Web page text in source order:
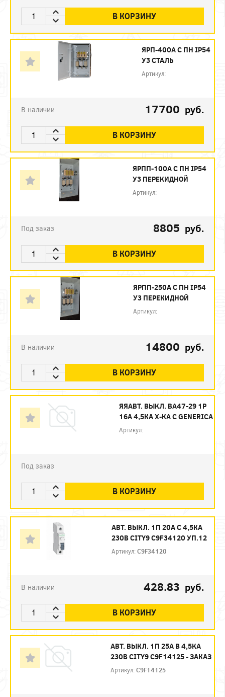
В КОРЗИНУ
ЯРП-400А С ПН IP54
У3 СТАЛЬ
Артикул:
В наличии 17700 руб.
В КОРЗИНУ
ЯРПП-100А С ПН IP54
У3 ПЕРЕКИДНОЙ
Артикул:
Под заказ 8805 руб.
В КОРЗИНУ
ЯРПП-250А С ПН IP54
У3 ПЕРЕКИДНОЙ
Артикул:
В наличии 14800 руб.
В КОРЗИНУ
ЯЯАВТ. ВЫКЛ. ВА47-29 1Р
16А 4,5КА Х-КА С GENERICA
Артикул:
Под заказ
В КОРЗИНУ
АВТ. ВЫКЛ. 1П 20А С 4,5КА
230В CITY9 C9F34120 УП.12
Артикул:C9F34120
В наличии 428.83 руб.
В КОРЗИНУ
АВТ. ВЫКЛ. 1П 25А B 4,5КА
230В CITY9 C9F14125 - ЗАКАЗ
Артикул:C9F14125